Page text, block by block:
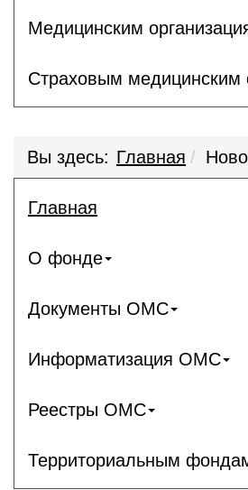
Медицинским
Страховым медицинским
Вы здесь: Главная
Главная
О фонде
Документы ОМС
Информатизация ОМС
Реестры ОМС
Территориальным